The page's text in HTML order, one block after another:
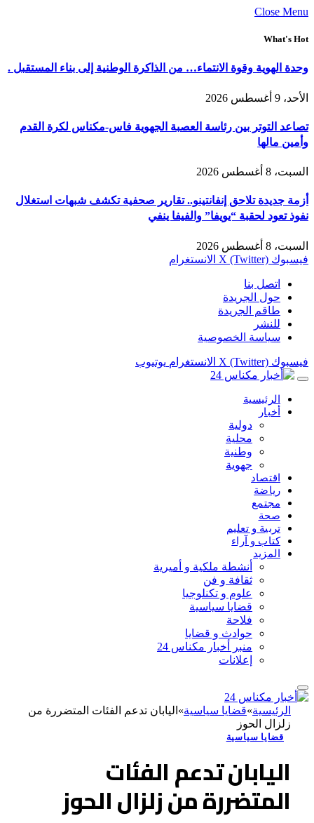
Close Menu
What's Hot
وحدة الهوية وقوة الانتماء… من الذاكرة الوطنية إلى بناء المستقبل .
الأحد، 9 أغسطس 2026
تصاعد التوتر بين رئاسة العصبة الجهوية فاس-مكناس لكرة القدم
وأمين مالها
السبت، 8 أغسطس 2026
أزمة جديدة تلاحق إنفانتينو.. تقارير صحفية تكشف شبهات استغلال
نفوذ تعود لحقبة “يويفا” والفيفا ينفي
السبت، 8 أغسطس 2026
فيسبوك X (Twitter) الانستغرام
اتصل بنا
حول الجريدة
طاقم الجريدة
للنشر
سياسة الخصوصية
فيسبوك X (Twitter) الانستغرام يوتيوب
الرئيسية
أخبار
دولية
محلية
وطنية
جهوية
اقتصاد
رياضة
مجتمع
صحة
تربية و تعليم
كتاب و آراء
المزيد
أنشطة ملكية و أميرية
ثقافة و فن
علوم و تكنلوجيا
قضايا سياسية
فلاحة
حوادث و قضايا
منبر أخبار مكناس 24
إعلانات
الرئيسية»قضايا سياسية» اليابان تدعم الفئات المتضررة من
زلزال الحوز
قضايا سياسية
اليابان تدعم الفئات
المتضررة من زلزال الحوز